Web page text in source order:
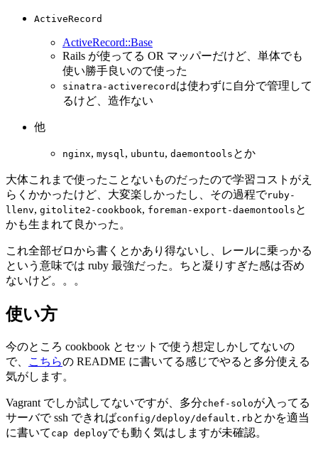
ActiveRecord
ActiveRecord::Base
Rails が使ってる OR マッパーだけど、単体でも
使い勝手良いので使った
sinatra-activerecord は使わずに自分で管理して
るけど、造作ない
他
nginx, mysql, ubuntu, daemontools とか
大体これまで使ったことないものだったので学習コストがえ
らくかかったけど、大変楽しかったし、その過程でruby-
llenv, gitolite2-cookbook, foreman-export-daemontools と
かも生まれて良かった。
これ全部ゼロから書くとかあり得ないし、レールに乗っかる
という意味では ruby 最強だった。ちと凝りすぎた感は否め
ないけど。。。
使い方
今のところ cookbook とセットで使う想定しかしてないの
で、
こちらの README に書いてる感じでやると多分使える
気がします。
Vagrant でしか試してないですが、多分chef-soloが入ってる
サーバで ssh できればconfig/deploy/default.rb とかを適当
に書いて cap deployでも動く気はしますが未確認。